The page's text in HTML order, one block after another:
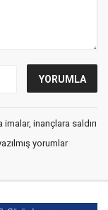
inançlara saldırı
yorumlar